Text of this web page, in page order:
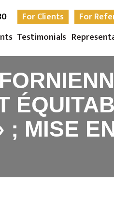
For Clients
For
Testimonials
; MISE